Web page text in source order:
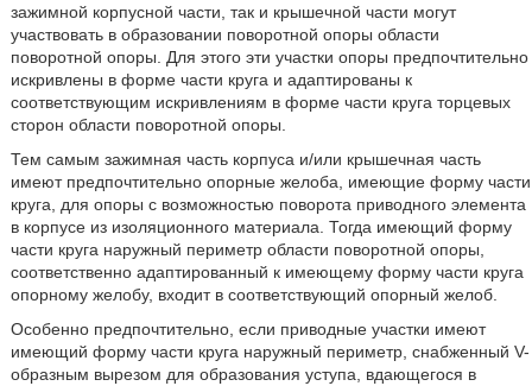
зажимной корпусной части, так и крышечной части могут
участвовать в образовании поворотной опоры области
поворотной опоры. Для этого эти участки опоры предпочтительно
искривлены в форме части круга и адаптированы к
соответствующим искривлениям в форме части круга торцевых
сторон области поворотной опоры.
Тем самым зажимная часть корпуса и/или крышечная часть
имеют предпочтительно опорные желоба, имеющие форму части
круга, для опоры с возможностью поворота приводного элемента
в корпусе из изоляционного материала. Тогда имеющий форму
части круга наружный периметр области поворотной опоры,
соответственно адаптированный к имеющему форму части круга
опорному желобу, входит в соответствующий опорный желоб.
Особенно предпочтительно, если приводные участки имеют
имеющий форму части круга наружный периметр, снабженный V-
образным вырезом для образования уступа, вдающегося в